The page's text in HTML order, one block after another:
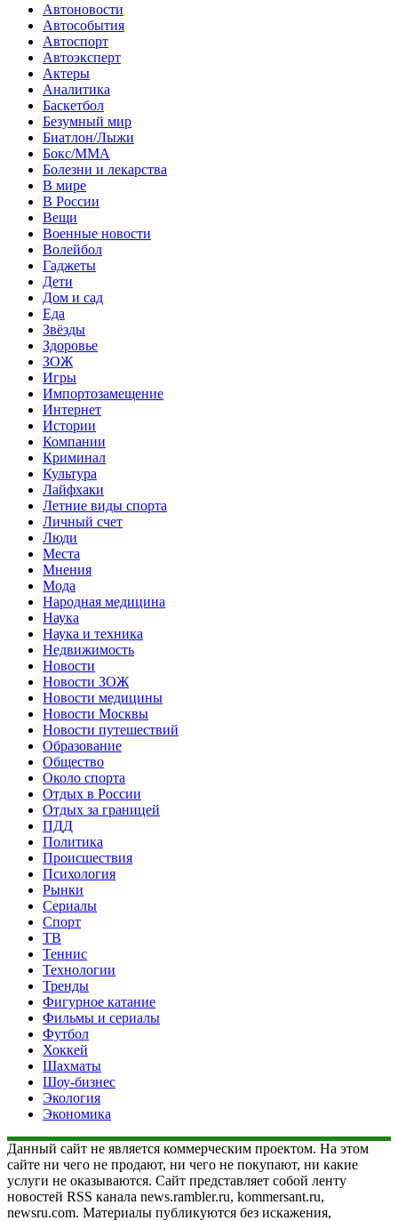
Автоновости
Автособытия
Автоспорт
Автоэксперт
Актеры
Аналитика
Баскетбол
Безумный мир
Биатлон/Лыжи
Бокс/MMA
Болезни и лекарства
В мире
В России
Вещи
Военные новости
Волейбол
Гаджеты
Дети
Дом и сад
Еда
Звёзды
Здоровье
ЗОЖ
Игры
Импортозамещение
Интернет
Истории
Компании
Криминал
Культура
Лайфхаки
Летние виды спорта
Личный счет
Люди
Места
Мнения
Мода
Народная медицина
Наука
Наука и техника
Недвижимость
Новости
Новости ЗОЖ
Новости медицины
Новости Москвы
Новости путешествий
Образование
Общество
Около спорта
Отдых в России
Отдых за границей
ПДД
Политика
Происшествия
Психология
Рынки
Сериалы
Спорт
ТВ
Теннис
Технологии
Тренды
Фигурное катание
Фильмы и сериалы
Футбол
Хоккей
Шахматы
Шоу-бизнес
Экология
Экономика
Данный сайт не является коммерческим проектом. На этом
сайте ни чего не продают, ни чего не покупают, ни какие
услуги не оказываются. Сайт представляет собой ленту
новостей RSS канала news.rambler.ru, kommersant.ru,
newsru.com. Материалы публикуются без искажения,